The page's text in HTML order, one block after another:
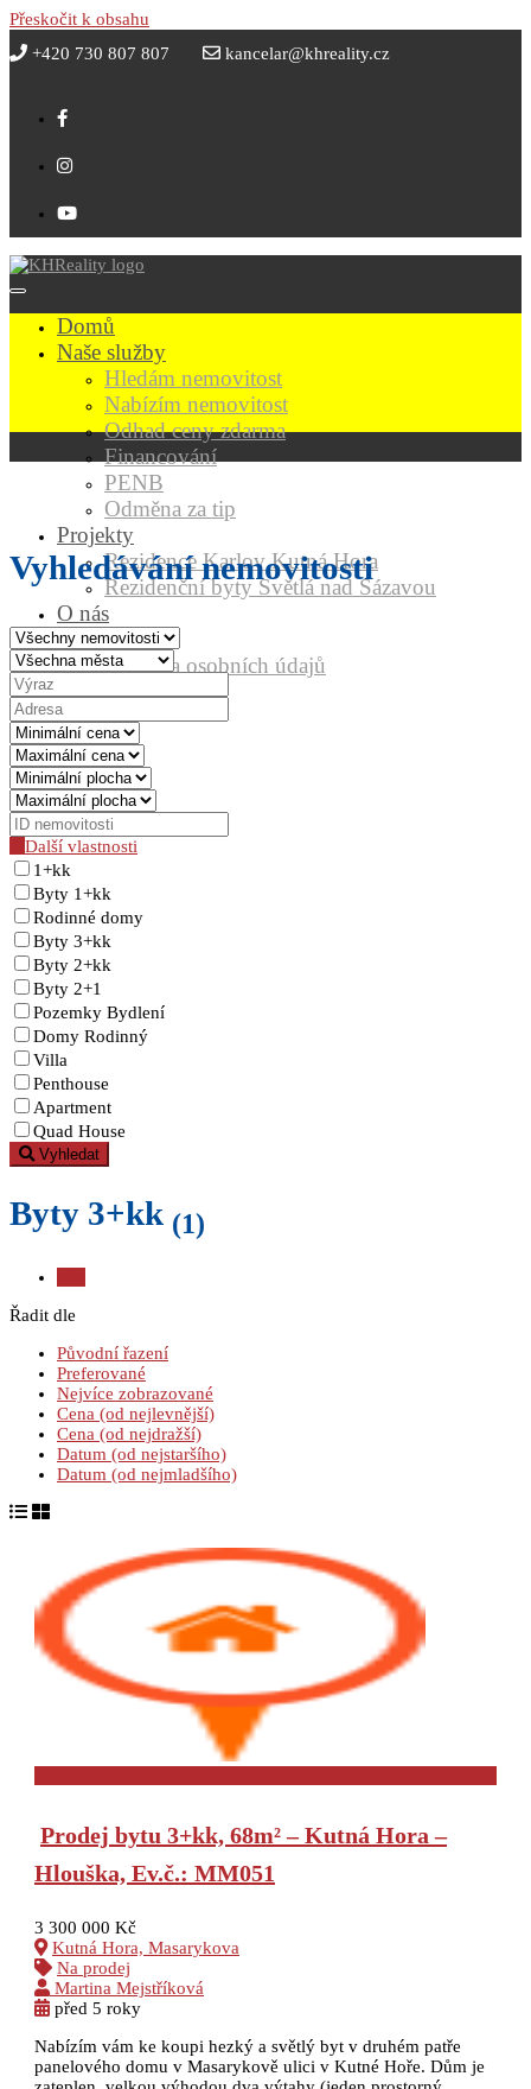
Přeskočit k obsahu
+420 730 807 807
kancelar@khreality.cz
Domů
Naše služby
Hledám nemovitost
Nabízím nemovitost
Odhad ceny zdarma
Financování
PENB
Odměna za tip
Projekty
Rezidence Karlov Kutná Hora
Rezidenční byty Světlá nad Sázavou
O nás
Kontakt
Ochrana osobních údajů
GDPR
Vyhledávání nemovitosti
Další vlastnosti
1+kk
Byty 1+kk
Rodinné domy
Byty 3+kk
Byty 2+kk
Byty 2+1
Pozemky Bydlení
Domy Rodinný
Villa
Penthouse
Apartment
Quad House
Vyhledat
Byty 3+kk (1)
Řadit dle
Původní řazení
Preferované
Nejvíce zobrazované
Cena (od nejlevnější)
Cena (od nejdražší)
Datum (od nejstaršího)
Datum (od nejmladšího)
Prodej bytu 3+kk, 68m² – Kutná Hora –
Hlouška, Ev.č.: MM051
3 300 000 Kč
Kutná Hora, Masarykova
Na prodej
Martina Mejstříková
před 5 roky
Nabízím vám ke koupi hezký a světlý byt v druhém patře
panelového domu v Masarykově ulici v Kutné Hoře. Dům je